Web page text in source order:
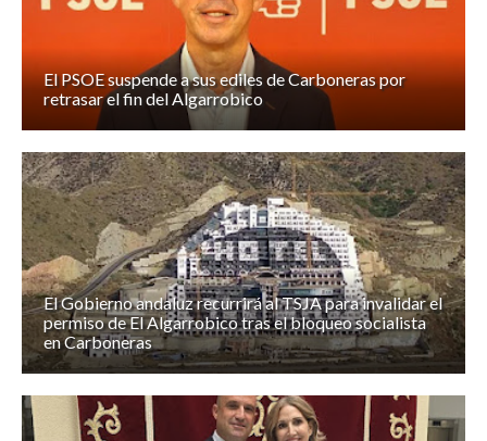
El PSOE suspende a sus ediles de Carboneras por
retrasar el fin del Algarrobico
El Gobierno andaluz recurrirá al TSJA para invalidar el
permiso de El Algarrobico tras el bloqueo socialista
en Carboneras